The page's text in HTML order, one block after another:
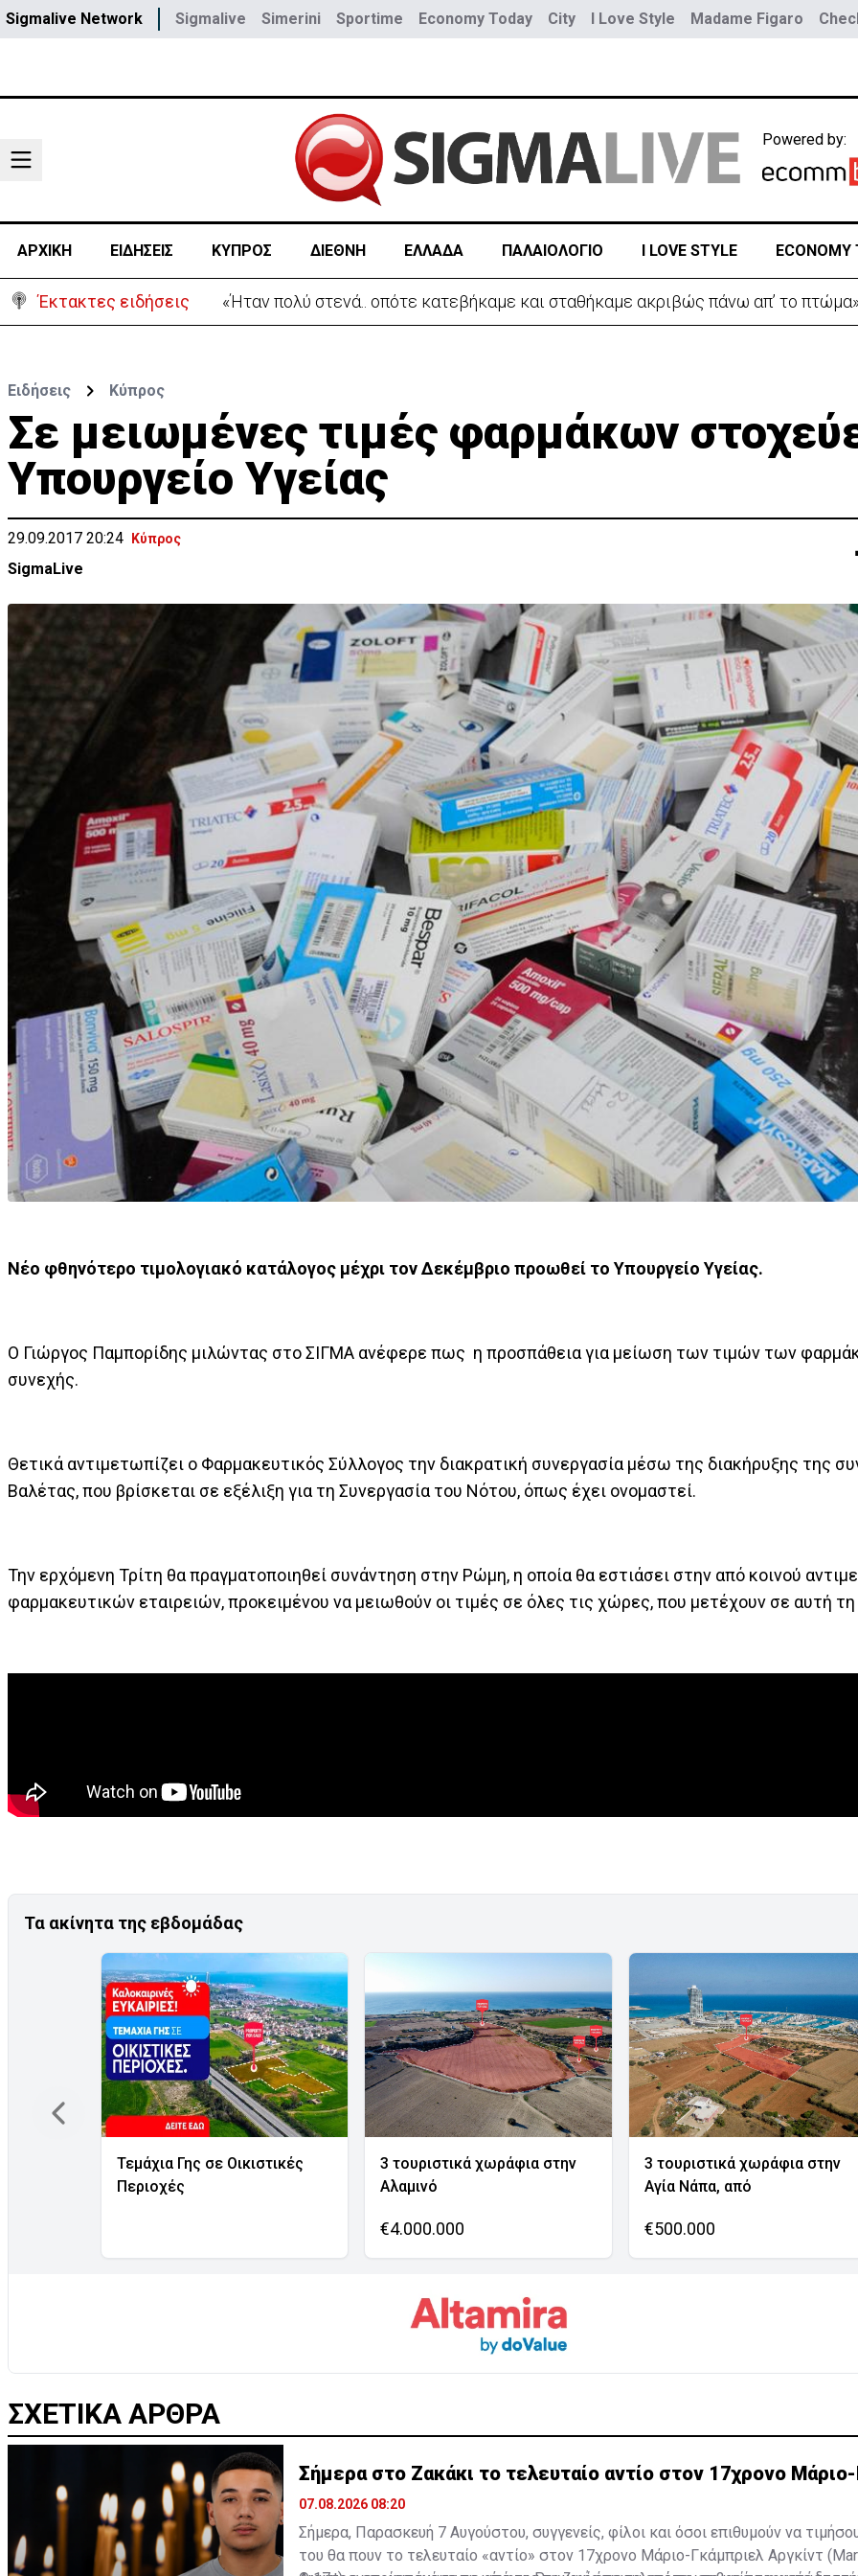
Sigmalive Network Sigmalive Simerini Sportime Economy Today City I Love Style Madame Figaro
Powered by:
ΑΡΧΙΚΗ ΕΙΔΗΣΕΙΣ ΚΥΠΡΟΣ ΔΙΕΘΝΗ ΕΛΛΑΔΑ ΠΑΛΑΙΟΛΟΓΙΟ I LOVE STYLE ECONOMY
Έκτακτες ειδήσεις Σήμερα στο Ζακάκι το τελευταίο αντίο στον 17χρονο Μάριο-Γαβριήλ
Ειδήσεις Κύπρος
Σε μειωμένες τιμές φαρμάκων
Υπουργείο Υγείας
29.09.2017 20:24 Κύπρος
SigmaLive
Νέο φθηνότερο τιμολογιακό κατάλογος μέχρι τον Δεκέμβριο προωθεί το Υπουργείο Υγείας.
Ο Γιώργος Παμπορίδης μιλώντας στο ΣΙΓΜΑ ανέφερε πως η προσπάθεια για μείωση των τιμών των
συνεχής.
Θετικά αντιμετωπίζει ο Φαρμακευτικός Σύλλογος την διακρατική συνεργασία μέσω της διακήρυξης της
Βαλέτας, που βρίσκεται σε εξέλιξη για τη Συνεργασία του Νότου, όπως έχει ονομαστεί.
Την ερχόμενη Τρίτη θα πραγματοποιηθεί συνάντηση στην Ρώμη, η οποία θα εστιάσει στην από κοινού
φαρμακευτικών εταιρειών, προκειμένου να μειωθούν οι τιμές σε όλες τις χώρες, που μετέχουν σε αυτή τη
Τα ακίνητα της εβδομάδας
Τεμάχια Γης σε Οικιστικές
Περιοχές
3 τουριστικά χωράφια στην
Αλαμινό
€4.000.000
3 τουριστικά χωράφια στην
Αγία Νάπα, από
€500.000
ΣΧΕΤΙΚΑ ΑΡΘΡΑ
Σήμερα στο Ζακάκι το τελευταίο αντίο στον 17χρονο Μάριο-
07.08.2026 08:20
Σήμερα, Παρασκευή 7 Αυγούστου, συγγενείς, φίλοι και όσοι επιθυμούν να
του θα πουν το τελευταίο «αντίο» στον 17χρονο Μάριο-Γκάμπριελ Αργκίντ